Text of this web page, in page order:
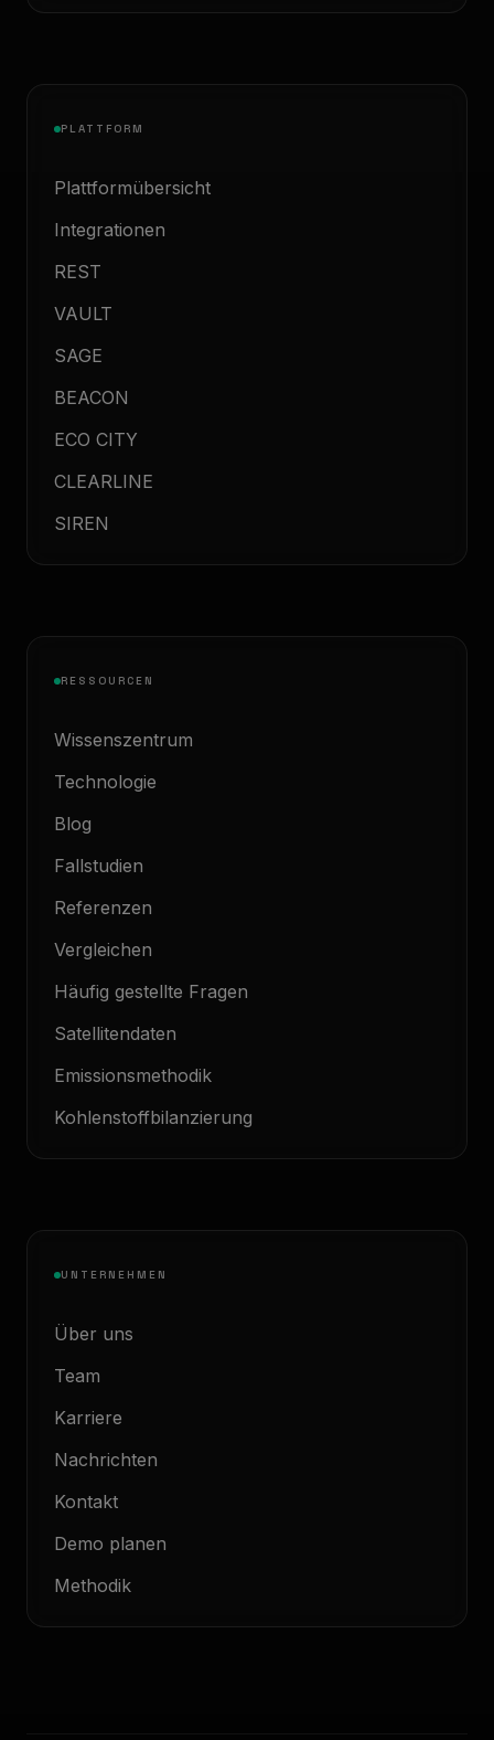
PLATTFORM
Plattformübersicht
Integrationen
REST
VAULT
SAGE
BEACON
ECO CITY
CLEARLINE
SIREN
RESSOURCEN
Wissenszentrum
Technologie
Blog
Fallstudien
Referenzen
Vergleichen
Häufig gestellte Fragen
Satellitendaten
Emissionsmethodik
Kohlenstoffbilanzierung
UNTERNEHMEN
Über uns
Team
Karriere
Nachrichten
Kontakt
Demo planen
Methodik